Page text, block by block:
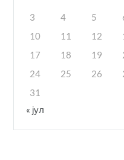
3
4 5
10
11 12
17
18 19
24
25 26
31
« јул